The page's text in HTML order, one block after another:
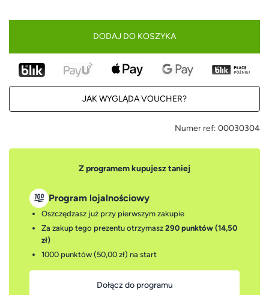
DODAJ DO KOSZYKA
JAK WYGLĄDA VOUCHER?
Numer ref: 00030304
Z programem kupujesz taniej
Program lojalnościowy
Oszczędzasz już przy pierwszym zakupie
Za zakup tego prezentu otrzymasz 290 punktów (14,50
zł)
1000 punktów (50,00 zł) na start
Dołącz do programu